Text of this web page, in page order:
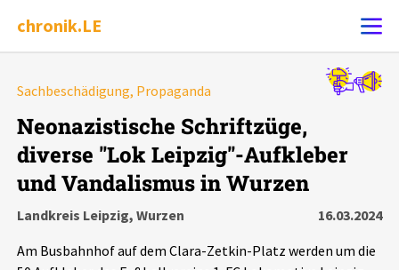
chronik.LE
Ereignis melden
Chronik
Dossiers
Sachbeschädigung, Propaganda
Neonazistische Schriftzüge,
diverse "Lok Leipzig"-Aufkleber
und Vandalismus in Wurzen
Landkreis Leipzig, Wurzen
16.03.2024
Am Busbahnhof auf dem Clara-Zetkin-Platz werden um die
Alle Ereignisse
Ereignisse
Ereignisse Statistik
Filter Erklärungen